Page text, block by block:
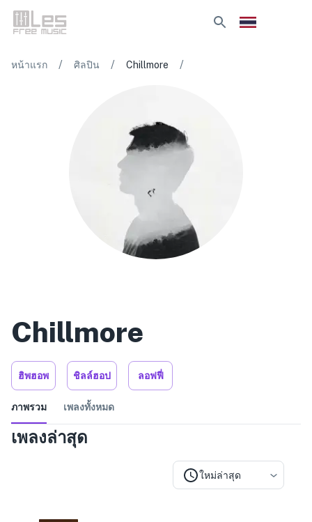
หน้าแรก / ศิลปิน / Chillmore /
Chillmore
ฮิพฮอพ ชิลล์ฮอป ลอฟฟี่
ภาพรวม เพลงทั้งหมด
เพลงล่าสุด
ใหม่ล่าสุด